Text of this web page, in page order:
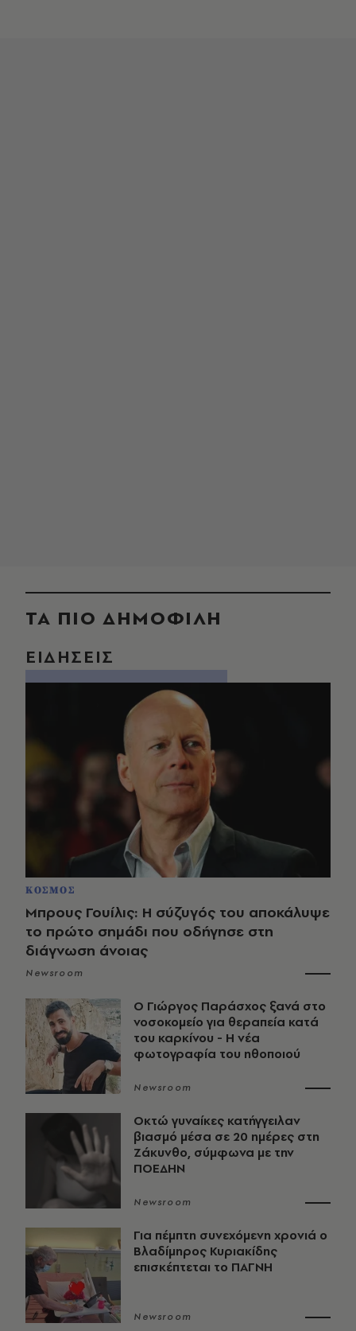
ΤΑ ΠΙΟ ΔΗΜΟΦΙΛΗ
ΕΙΔΗΣΕΙΣ
ΚΟΣΜΟΣ
Μπρους Γουίλις: Η σύζυγός του αποκάλυψε
το πρώτο σημάδι που οδήγησε στη
διάγνωση άνοιας
Newsroom
O Γιώργος Παράσχος ξανά στο
νοσοκομείο για θεραπεία κατά
του καρκίνου - Η νέα
φωτογραφία του ηθοποιού
Newsroom
Οκτώ γυναίκες κατήγγειλαν
βιασμό μέσα σε 20 ημέρες στη
Ζάκυνθο, σύμφωνα με την
ΠΟΕΔΗΝ
Newsroom
Για πέμπτη συνεχόμενη χρονιά ο
Βλαδίμηρος Κυριακίδης
επισκέπτεται το ΠΑΓΝΗ
Newsroom